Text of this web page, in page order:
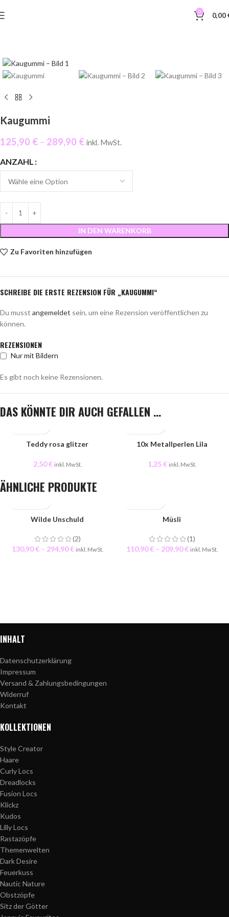
0 0,00
Kaugummi
125,90 € – 289,90 € inkl. MwSt.
ANZAHL
IN DEN WARENKORB
Zu Favoriten hinzufügen
REZENSIONEN
Nur mit Bildern
Es gibt noch keine Rezensionen.
SCHREIBE DIE ERSTE REZENSION FÜR „KAUGUMMI“
Du musst angemeldet sein, um eine Rezension veröffentlichen zu
können.
DAS KÖNNTE DIR AUCH GEFALLEN …
Teddy rosa glitzer
2,50€ inkl. MwSt.
10x Metallperlen Lila
1,25€ inkl. MwSt.
ÄHNLICHE PRODUKTE
Wilde Unschuld
(2)
130,90€ – 294,90€ inkl. MwSt.
Müsli
(1)
110,90€ – 209,90€ inkl. MwSt.
INHALT
Datenschutzerklärung
Impressum
Versand & Zahlungsbedingungen
Widerruf
Kontakt
KOLLEKTIONEN
Style Creator
Haare
Curly Locs
Dreadlocks
Fusion Locs
Klickz
Kudos
Lilly Locs
Rastazöpfe
Themenwelten
Dark Desire
Feuerkuss
Nautic Nature
Obstzöpfe
Sitz der Götter